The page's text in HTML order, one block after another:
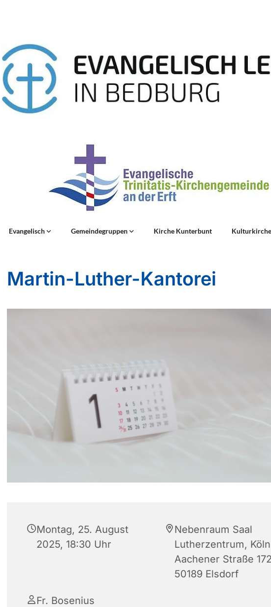
Evangelisch Gemeindegruppen Kirche Kunterbunt
Martin-Luther-Kantorei
Montag, 25. August
2025, 18:30 Uhr
Nebenraum Saal
Lutherzentrum,
Aachener Straße
50189 Elsdorf
Fr. Bosenius